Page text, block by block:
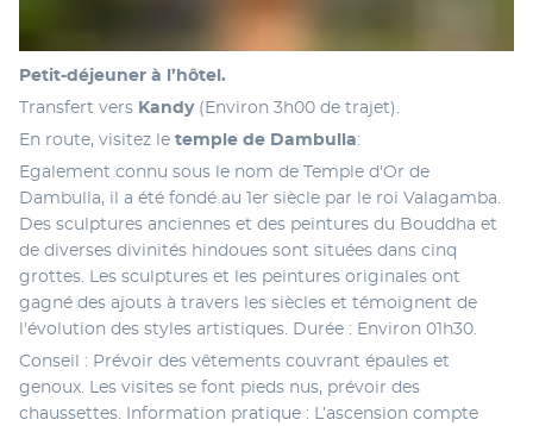
Petit-déjeuner à l’hôtel.
Transfert vers Kandy (Environ 3h00 de trajet).
En route, visitez le temple de Dambulla:
Egalement connu sous le nom de Temple d'Or de
Dambulla, il a été fondé au 1er siècle par le roi Valagamba.
Des sculptures anciennes et des peintures du Bouddha et
de diverses divinités hindoues sont situées dans cinq
grottes. Les sculptures et les peintures originales ont
gagné des ajouts à travers les siècles et témoignent de
l'évolution des styles artistiques. Durée : Environ 01h30.
Conseil : Prévoir des vêtements couvrant épaules et
genoux. Les visites se font pieds nus, prévoir des
chaussettes. Information pratique : L’ascension compte